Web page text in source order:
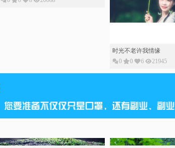
时光不老许我情缘
0
0 6 21945